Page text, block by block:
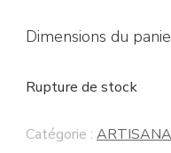
Dimensions du
Rupture de stock
Catégorie :